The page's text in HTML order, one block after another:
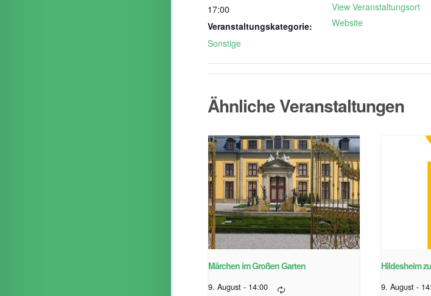
17:00
Veranstaltungskategorie:
Sonstige
View Veranstaltungsort
Website
Ähnliche Veranstaltungen
Märchen im Großen Garten
9. August - 14:00
Hildesheim
9. August -